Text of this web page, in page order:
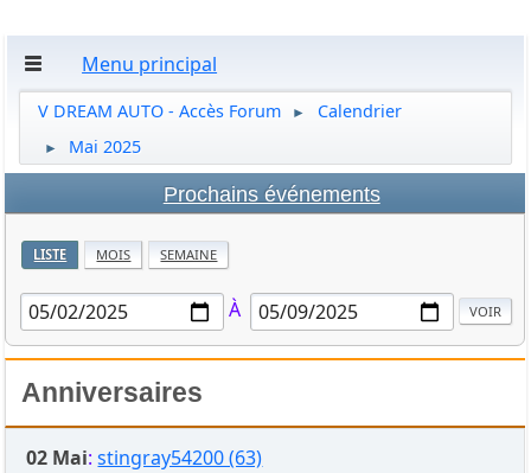
Menu principal
V DREAM AUTO - Accès Forum ► Calendrier
► Mai 2025
Prochains événements
LISTE MOIS SEMAINE
À
Anniversaires
02 Mai:stingray54200 (63)